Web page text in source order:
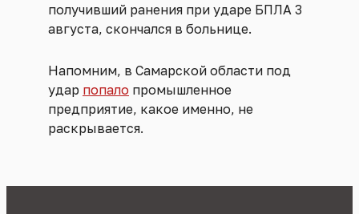
получивший ранения при ударе БПЛА 3
августа, скончался в больнице.
Напомним, в Самарской области под
удар попало промышленное
предприятие, какое именно, не
раскрывается.